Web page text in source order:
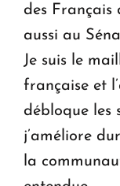
des Français
aussi au
Je suis le
française et
débloque les
j’améliore
la